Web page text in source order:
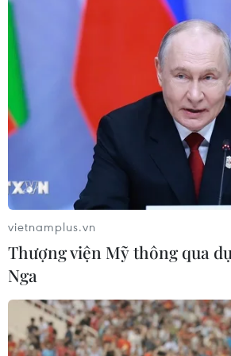
Pháp mở các điểm tắm
phục vụ người dân trong mùa Hè
nắng nóng
06/08/2026 03:02
Bất chấp nắng nóng kỷ lục, du
châu Á vẫn đổ sang châu Âu
05/08/2026 23:27
Xem thêm
vietnamplus.vn
Thượng viện Mỹ thông qua
Nga